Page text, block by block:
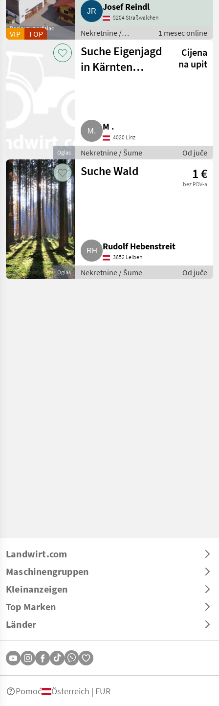
Poslovni pružalac
usluga
VIP TOP
Josef Reindl
5204 Straßwalchen
Nekretnine /
Poljoprivredna
gospodarstva
1 mesec online
Oglas
Suche Eigenjagd
in Kärnten
Cijena
na upit
M .
4020 Linz
Nekretnine / Šume Od juče
Oglas
Suche Wald 1 €
bez PDV-a
Rudolf Hebenstreit
3652 Leiben
Nekretnine / Šume Od juče
Landwirt.com
Maschinengruppen
Kleinanzeigen
Top Marken
Länder
Pomoć Österreich | EUR